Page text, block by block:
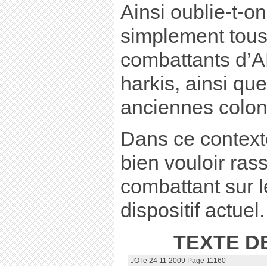
Ainsi oublie-t-
simplement
combattants
harkis, ainsi
anciennes
Dans ce
bien vouloir
combattant sur
dispositif actuel.
TEXTE
JO le 24 11 2009 Page 11160